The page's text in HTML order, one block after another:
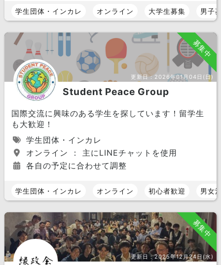
学生団体・インカレ オンライン 大学生募集 男子
募集中
更新日： 2026年01月04日(日)
Student Peace Group
国際交流に興味のある学生を探しています！留学生
も大歓迎！
学生団体・インカレ
オンライン ： 主にLINEチャットを使用
各自の予定に合わせて調整
学生団体・インカレ オンライン 初心者歓迎 男女
募集中
更新日：2025年12月24日(水)